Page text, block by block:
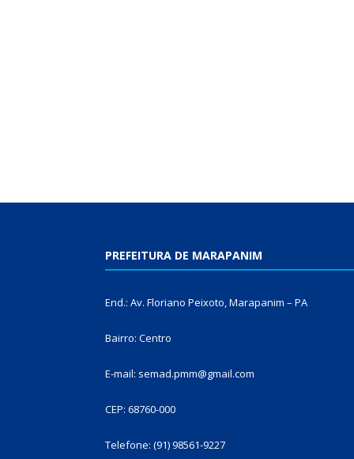
PREFEITURA DE MARAPANIM
End.: Av. Floriano Peixoto, Marapanim – PA
Bairro: Centro
E-mail: semad.pmm@gmail.com
CEP: 68760-000
Telefone: (91) 98561-9227